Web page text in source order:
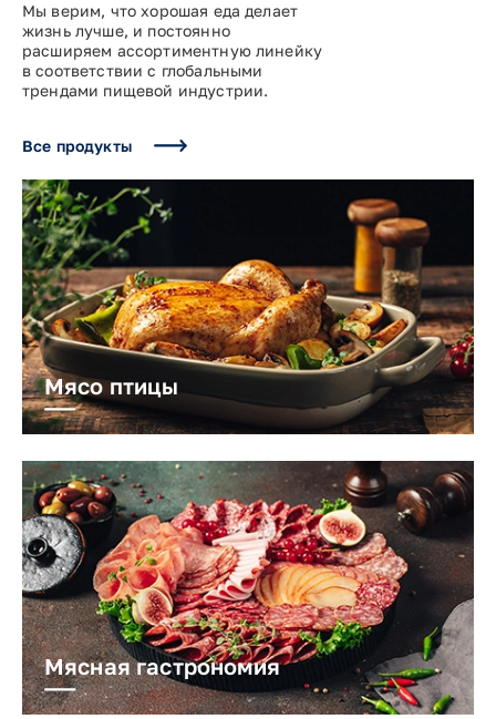
Мы верим, что хорошая еда делает
жизнь лучше, и постоянно
расширяем ассортиментную линейку
в соответствии с глобальными
трендами пищевой индустрии.
Все продукты
Мясо птицы
Мясная гастрономия